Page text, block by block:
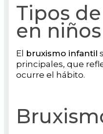
Tipos
en niños
El bruxismo infantil
principales, que
ocurre el hábito.